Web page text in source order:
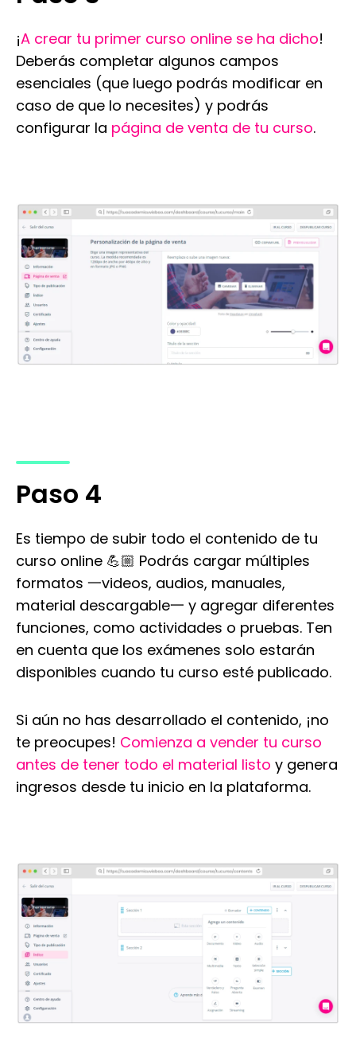
¡A crear tu primer curso online se ha dicho!
Deberás completar algunos campos
esenciales (que luego podrás modificar en
caso de que lo necesites) y podrás
configurar la página de venta de tu curso.
Paso 4
Es tiempo de subir todo el contenido de tu
curso online 💪🏼 Podrás cargar múltiples
formatos 一videos, audios, manuales,
material descargable一 y agregar diferentes
funciones, como actividades o pruebas. Ten
en cuenta que los exámenes solo estarán
disponibles cuando tu curso esté publicado.
Si aún no has desarrollado el contenido, ¡no
te preocupes! Comienza a vender tu curso
antes de tener todo el material listo y genera
ingresos desde tu inicio en la plataforma.